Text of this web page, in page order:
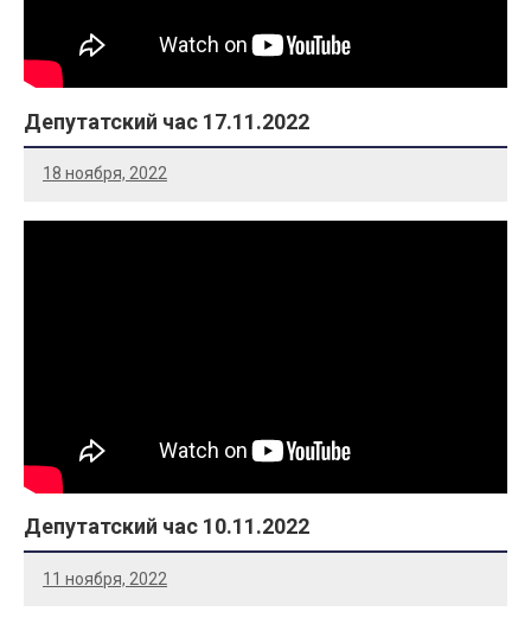
Депутатский час 17.11.2022
18 ноября, 2022
Депутатский час 10.11.2022
11 ноября, 2022